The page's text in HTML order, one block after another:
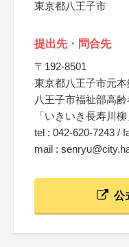
東京都八王子市
提出先・問合先
〒192-8501
東京都八王子市元
八王子市福祉部高
「いきいき長寿川
tel : 042-620-7243 /
mail :
公